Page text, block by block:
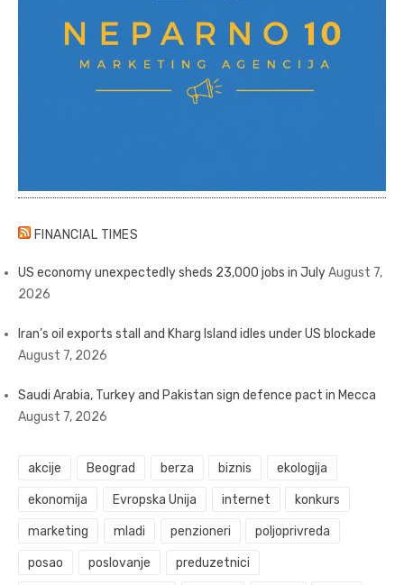
FINANCIAL TIMES
US economy unexpectedly sheds 23,000 jobs in JulyAugust 7,
2026
Iran’s oil exports stall and Kharg Island idles under US blockade
August 7, 2026
Saudi Arabia, Turkey and Pakistan sign defence pact in Mecca
August 7, 2026
akcije Beograd berza biznis ekologija
ekonomija Evropska Unija internet konkurs
marketing mladi penzioneri poljoprivreda
posao poslovanje preduzetnici